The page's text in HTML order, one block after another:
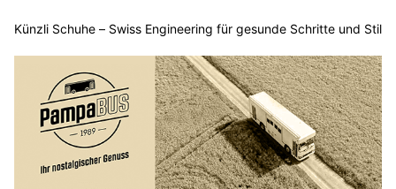
Künzli Schuhe – Swiss Engineering für gesunde Schritte und Stil